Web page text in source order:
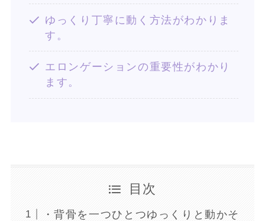
ゆっくり丁寧に動く方法がわかりま
す。
エロンゲーションの重要性がわかり
ます。
目次
・背骨を一つひとつゆっくりと動かそ